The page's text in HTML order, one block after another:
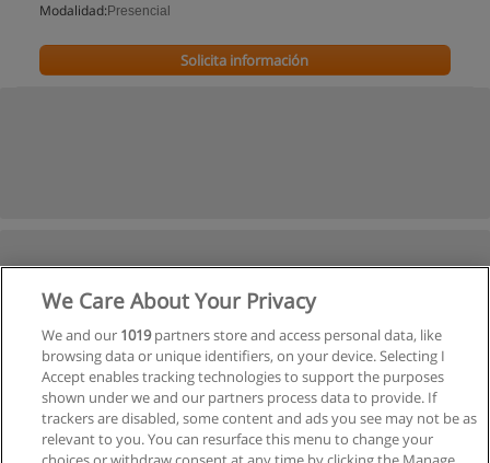
Modalidad: Presencial
Solicita información
We Care About Your Privacy
We and our 1019partners store and access personal data, like
browsing data or unique identifiers, on your device. Selecting I
Accept enables tracking technologies to support the purposes
shown under we and our partners process data to provide. If
trackers are disabled, some content and ads you see may not be as
relevant to you. You can resurface this menu to change your